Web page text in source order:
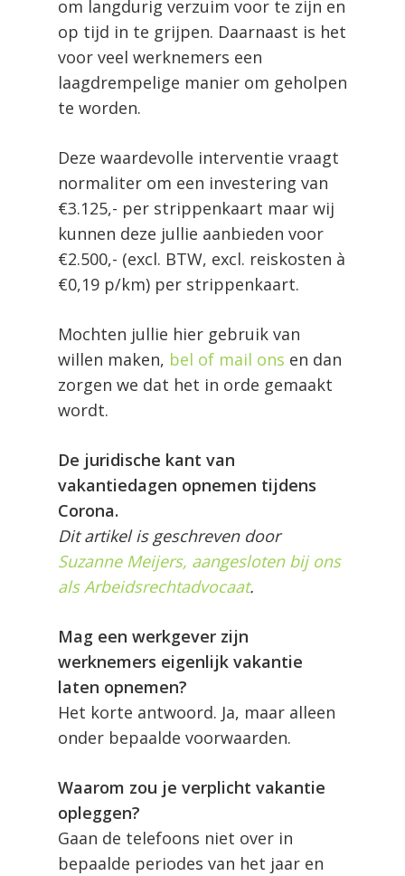
om langdurig verzuim voor te zijn en
op tijd in te grijpen. Daarnaast is het
voor veel werknemers een
laagdrempelige manier om geholpen
te worden.
Deze waardevolle interventie vraagt
normaliter om een investering van
€3.125,- per strippenkaart maar wij
kunnen deze jullie aanbieden voor
€2.500,- (excl. BTW, excl. reiskosten à
€0,19 p/km) per strippenkaart.
Mochten jullie hier gebruik van
willen maken, bel of mail ons en dan
zorgen we dat het in orde gemaakt
wordt.
De juridische kant van
vakantiedagen opnemen tijdens
Corona.
Dit artikel is geschreven door
Suzanne Meijers, aangesloten bij ons
als Arbeidsrechtadvocaat.
Mag een werkgever zijn
werknemers eigenlijk vakantie
laten opnemen?
Het korte antwoord. Ja, maar alleen
onder bepaalde voorwaarden.
Waarom zou je verplicht vakantie
opleggen?
Gaan de telefoons niet over in
bepaalde periodes van het jaar en